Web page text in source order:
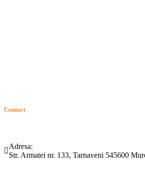
Contact
Adresa:
Str. Armatei nr. 133, Tarnaveni 545600